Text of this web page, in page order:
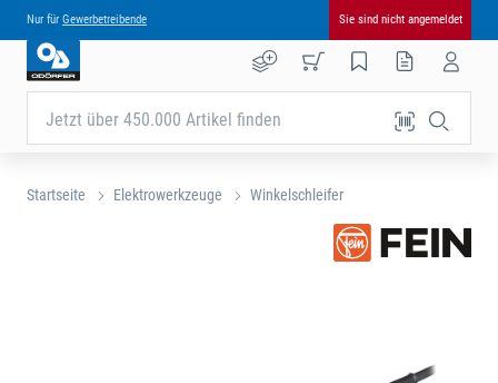
Nur für Gewerbetreibende Sie sind nicht angemeldet
Jetzt über 450.000 Artikel finden
Startseite Elektrowerkzeuge Winkelschleifer